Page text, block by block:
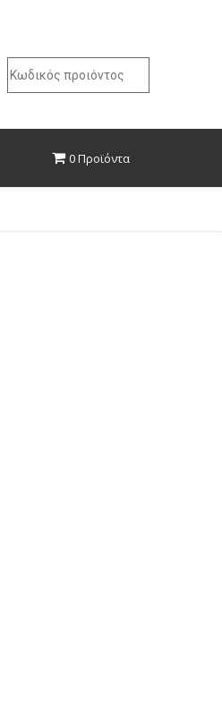
Search
for:
0 Προϊόντα